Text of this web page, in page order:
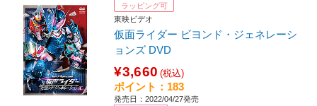
ラッピング可
東映ビデオ
仮面ライダー ビヨンド・ジェネレーシ
ョンズ DVD
¥3,660 (税込)
ポイント：183
発売日：2022/04/27発売